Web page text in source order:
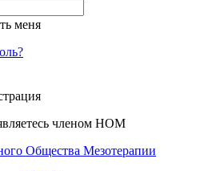
меня
членом НОМ
Общества Мезотерапии